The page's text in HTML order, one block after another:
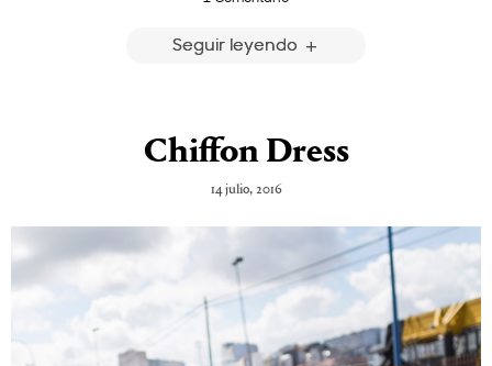
Seguir leyendo
Chiffon Dress
14 julio, 2016